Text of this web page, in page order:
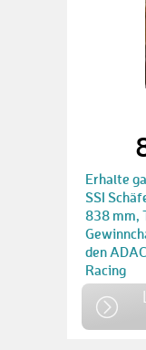
Erhalte
SSI
838 mm,
den
Racing